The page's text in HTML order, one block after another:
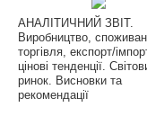
АНАЛІТИЧНИЙ ЗВІТ.
Виробництво,
торгівля, експорт/
цінові тенденції.
ринок. Висновки та
рекомендації